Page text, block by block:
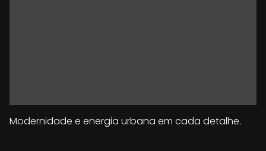
Modernidade e energia urbana em cada detalhe.